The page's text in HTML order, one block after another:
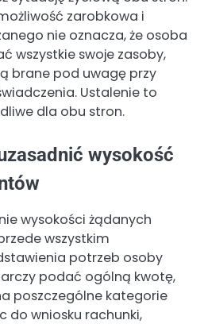
zarobkowa i
nie oznacza, że osoba
wszystkie swoje zasoby,
brane pod uwagę przy
Ustalenie to
dla obu stron.
wysokość
wysokości żądanych
wszystkim
potrzeb osoby
podać ogólną kwotę,
poszczególne kategorie
do wniosku rachunki,